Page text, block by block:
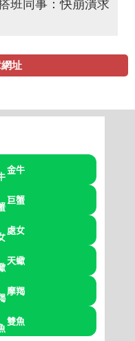
班同事：快崩潰求
址